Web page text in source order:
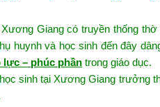
Giang có truyền thống
huynh và học sinh đến đây
lực – phúc phần trong giáo dục.
sinh tại Xương Giang trưởng